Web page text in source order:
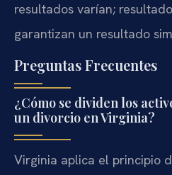
resultados varían;
garantizan un resultado
Preguntas Frecuentes
¿Cómo se dividen los
un divorcio en Virginia?
Virginia aplica el principio